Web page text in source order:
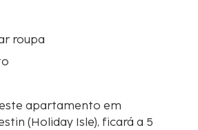
roupa
apartamento em
(Holiday Isle), ficará a 5